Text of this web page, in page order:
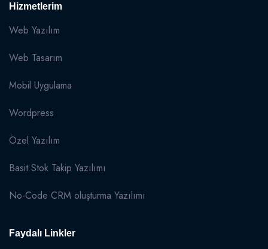
Hizmetlerim
Web Yazılım
Web Tasarım
Mobil Uygulama
Wordpress
Özel Yazılım
Basit Stok Takip Yazılımı
No-Code CRM oluşturma Yazılımı
Faydalı Linkler